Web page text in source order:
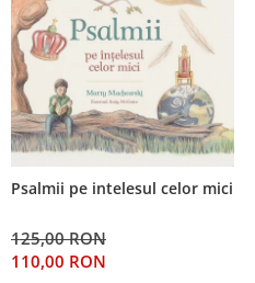
Psalmii pe intelesul celor mici
125,00 RON
110,00 RON